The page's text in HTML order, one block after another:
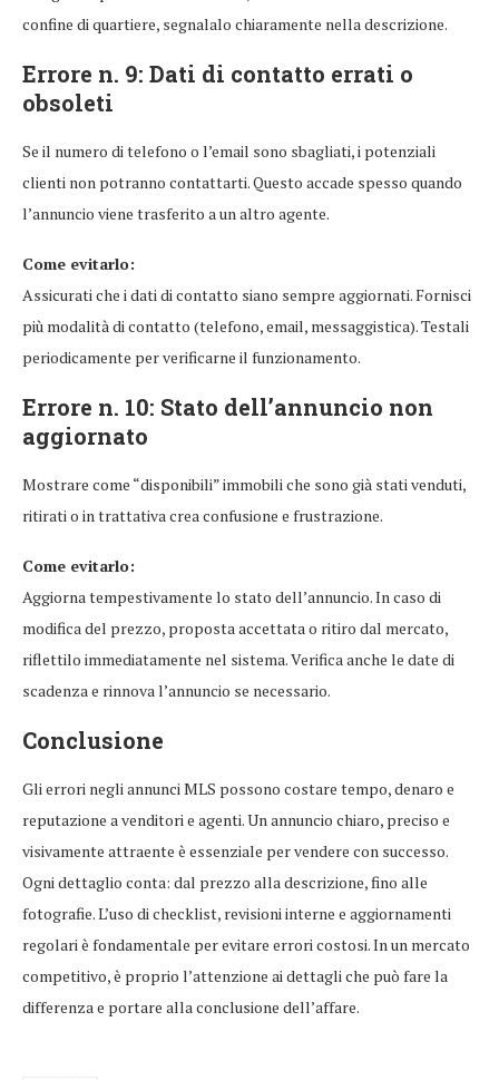
confine di quartiere, segnalalo chiaramente nella descrizione.
Errore n. 9: Dati di contatto errati o
obsoleti
Se il numero di telefono o l’email sono sbagliati, i potenziali
clienti non potranno contattarti. Questo accade spesso quando
l’annuncio viene trasferito a un altro agente.
Come evitarlo:
Assicurati che i dati di contatto siano sempre aggiornati. Fornisci
più modalità di contatto (telefono, email, messaggistica). Testali
periodicamente per verificarne il funzionamento.
Errore n. 10: Stato dell’annuncio non
aggiornato
Mostrare come “disponibili” immobili che sono già stati venduti,
ritirati o in trattativa crea confusione e frustrazione.
Come evitarlo:
Aggiorna tempestivamente lo stato dell’annuncio. In caso di
modifica del prezzo, proposta accettata o ritiro dal mercato,
riflettilo immediatamente nel sistema. Verifica anche le date di
scadenza e rinnova l’annuncio se necessario.
Conclusione
Gli errori negli annunci MLS possono costare tempo, denaro e
reputazione a venditori e agenti. Un annuncio chiaro, preciso e
visivamente attraente è essenziale per vendere con successo.
Ogni dettaglio conta: dal prezzo alla descrizione, fino alle
fotografie. L’uso di checklist, revisioni interne e aggiornamenti
regolari è fondamentale per evitare errori costosi. In un mercato
competitivo, è proprio l’attenzione ai dettagli che può fare la
differenza e portare alla conclusione dell’affare.